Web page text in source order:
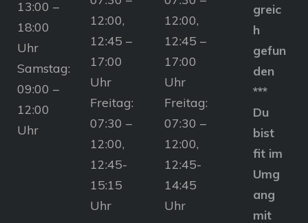
13:00 –
18:00
Uhr
Samstag:
09:00 –
12:00
Uhr
12:00,
12:45 –
17:00
Uhr
Freitag:
07:30 –
12:00,
12:45-
15:15
Uhr
12:00,
12:45 –
17:00
Uhr
Freitag:
07:30 –
12:00,
12:45-
14:45
Uhr
greic
h
gefun
den
***
Du
bist
fit im
Umg
ang
mit